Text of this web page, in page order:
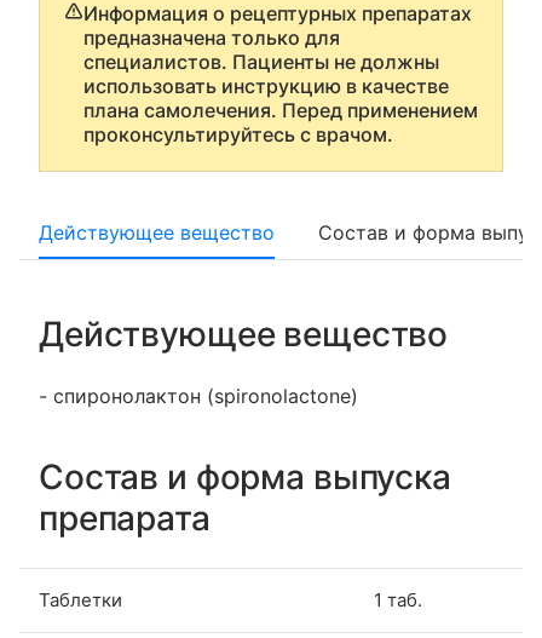
Информация о рецептурных препаратах
предназначена только для
специалистов. Пациенты не должны
использовать инструкцию в качестве
плана самолечения. Перед применением
проконсультируйтесь с врачом.
Действующее вещество Состав и форма
Действующее вещество
- спиронолактон (spironolactone)
Состав и форма выпуска
препарата
Таблетки 1 таб.